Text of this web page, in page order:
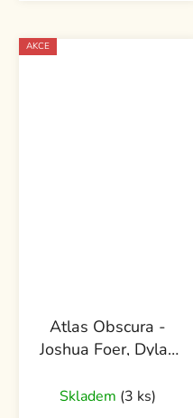
AKCE
Atlas Obscura -
Joshua Foer, Dylan
Skladem (3 ks)